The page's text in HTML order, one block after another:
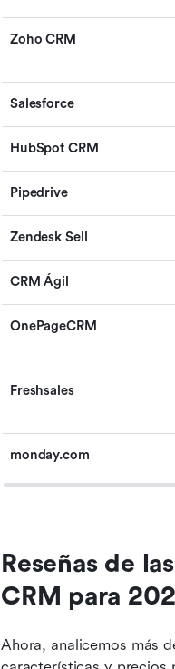
Zoho CRM
Salesforce
HubSpot CRM
Pipedrive
Zendesk Sell
CRM Ágil
OnePageCRM
Freshsales
monday.com
Reseñas de
CRM para
Ahora, analicemos más